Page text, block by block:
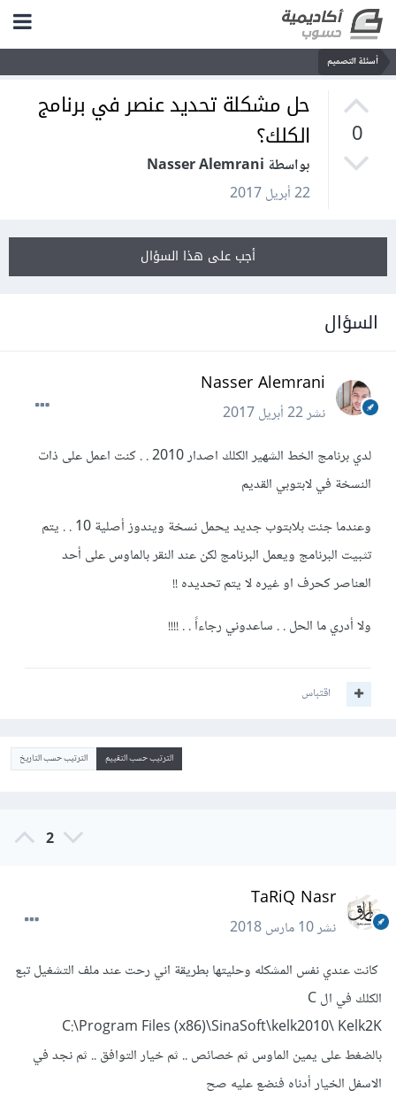
أسئلة التصميم
0
حل مشكلة تحديد عنصر في برنامج
الكلك؟
بواسطة Nasser Alemrani
22 أبريل 2017
أجب على هذا السؤال
السؤال
Nasser Alemrani
نشر22 أبريل 2017
لدي برنامج الخط الشهير الكلك اصدار 2010 . . كنت اعمل على ذات
النسخة في لابتوبي القديم
وعندما جئت بلابتوب جديد يحمل نسخة ويندوز أصلية 10 . . يتم
تثبيت البرنامج ويعمل البرنامج لكن عند النقر بالماوس على أحد
العناصر كحرف او غيره لا يتم تحديده !!
ولا أدري ما الحل . . ساعدوني رجاءاً . . !!!!
اقتباس
الترتيب حسب التقييم الترتيب حسب التاريخ
2
TaRiQ Nasr
نشر10 مارس 2018
كانت عندي نفس المشكله وحليتها بطريقة اني رحت عند ملف التشغيل تبع
الكلك في ال C
C:\Program Files (x86)\SinaSoft\kelk2010\ Kelk2K
بالضغط على يمين الماوس ثم خصائص .. ثم خيار التوافق .. ثم نجد في
الاسفل الخيار أدناه فنضع عليه صح